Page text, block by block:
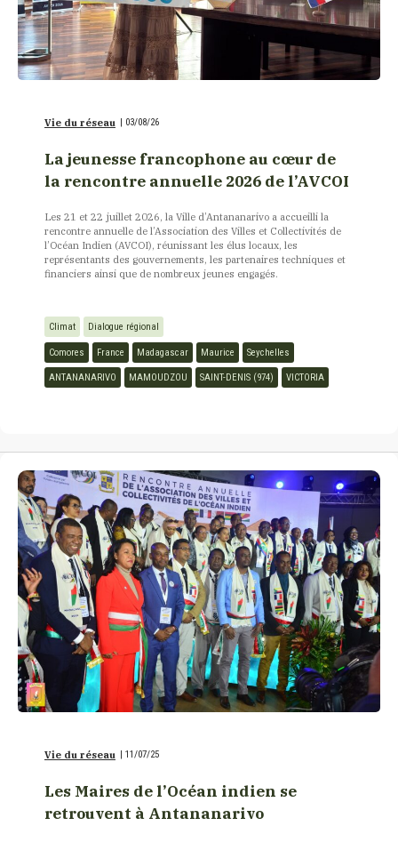
Vie du réseau | 03/08/26
La jeunesse francophone au cœur de
la rencontre annuelle 2026 de l’AVCOI
Les 21 et 22 juillet 2026, la Ville d’Antananarivo a accueilli la
rencontre annuelle de l’Association des Villes et Collectivités de
l’Océan Indien (AVCOI), réunissant les élus locaux, les
représentants des gouvernements, les partenaires techniques et
financiers ainsi que de nombreux jeunes engagés.
Climat Dialogue régional
Comores France Madagascar Maurice Seychelles
ANTANANARIVO MAMOUDZOU SAINT-DENIS (974) VICTORIA
Vie du réseau 11/07/25
Les Maires de l’Océan indien se
retrouvent à Antananarivo